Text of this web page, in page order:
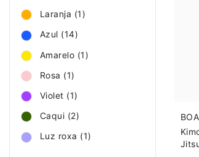
Laranja (1)
Azul (14)
Amarelo (1)
Rosa (1)
Violet (1)
Caqui (2)
Luz roxa (1)
BOA